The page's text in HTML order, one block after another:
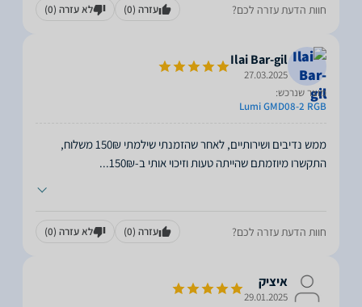
חוות הדעת עזרה לכם? עזרה (0) לא עזרה (0)
Ilai Bar-gil
27.03.2025
מוצר שנרכש:
Lumi GMD08-2 RGB
ממש נדיבים ושירותיים, לאחר שהזמנתי שילמתי 150₪ משלוח,
התקשרו מיוזמתם שהייתה טעות וזיכוי אותי ב-150₪
...
חוות הדעת עזרה לכם? עזרה (0) לא עזרה (0)
איציק
29.01.2025